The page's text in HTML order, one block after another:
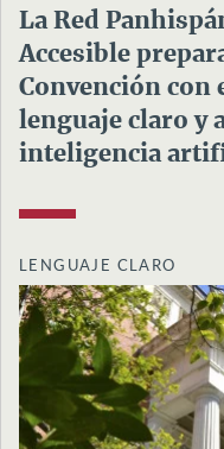
La Red
Accesible
Convención con
lenguaje claro y
inteligencia
LENGUAJE CLARO